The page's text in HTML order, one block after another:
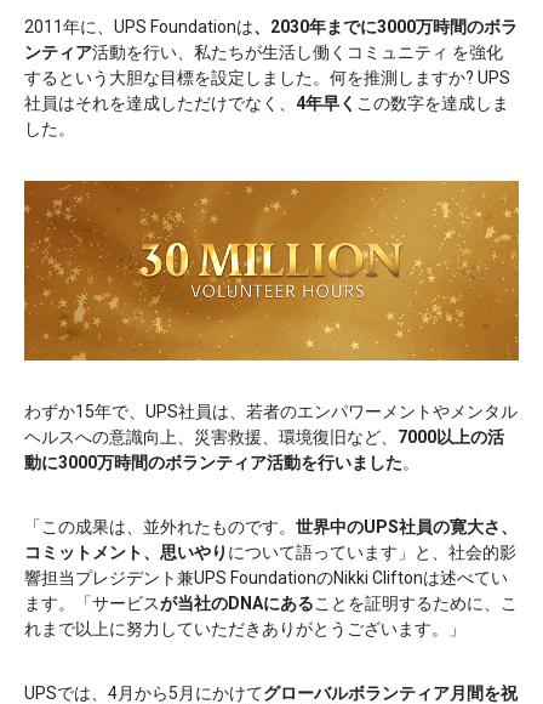
2011年に、UPS Foundationは、2030年までに3000万時間のボラ
ンティア活動を行い、私たちが生活し働くコミュニティ を強化
するという大胆な目標を設定しました。何を推測しますか? UPS
社員はそれを達成しただけでなく、 4年早く この数字を達成しま
した。
わずか15年で、UPS社員は、若者のエンパワーメントやメンタル
ヘルスへの意識向上、災害救援、環境復旧など、 7000以上の活
動に3000万時間のボランティア活動を行いました。
「この成果は、並外れたものです。 世界中のUPS社員の寛大さ、
コミットメント、思いやり について語っています」と、社会的影
響担当プレジデント兼UPS FoundationのNikki Cliftonは述べてい
ます。「サービスが当社のDNAにあることを証明するために、こ
れまで以上に努力していただきありがとうございます。」
UPSでは、4月から5月にかけてグローバルボランティア月間を祝